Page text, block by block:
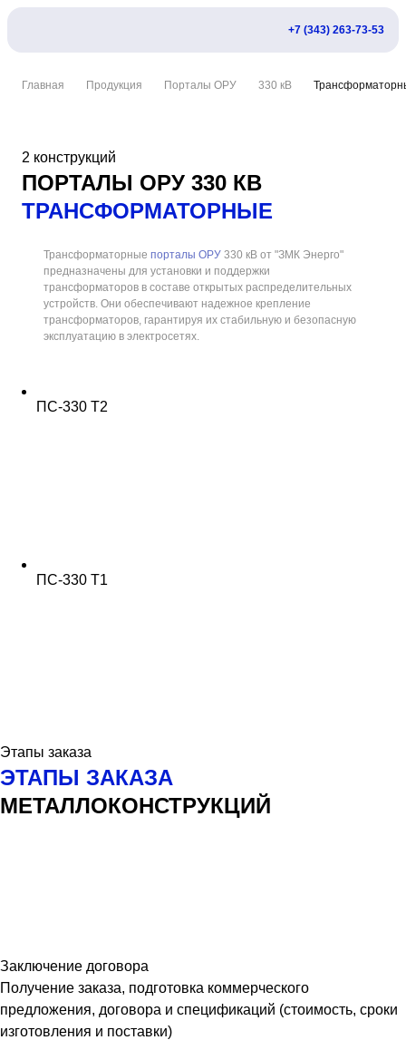
+7 (343) 263-73-53
Главная Продукция Порталы ОРУ 330 кВ
ПОРТАЛЫ ОРУ 330 КВ
ТРАНСФОРМАТОРНЫЕ
2 конструкций
Трансформаторные порталы ОРУ 330 кВ от "ЗМК Энерго"
предназначены для установки и поддержки
трансформаторов в составе открытых распределительных
устройств. Они обеспечивают надежное крепление
трансформаторов, гарантируя их стабильную и безопасную
эксплуатацию в электросетях.
ПС-330 Т2
ПС-330 Т1
Этапы заказа
ЭТАПЫ ЗАКАЗА
МЕТАЛЛОКОНСТРУКЦИЙ
Заключение договора
Получение заказа, подготовка коммерческого
предложения, договора и спецификаций (стоимость, сроки
изготовления и поставки)